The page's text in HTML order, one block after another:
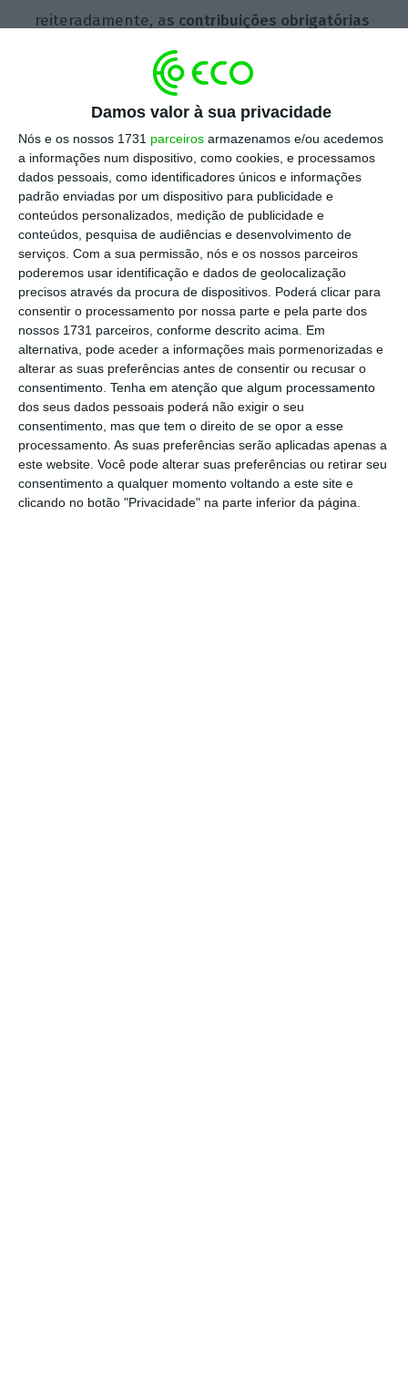
Damos valor à sua privacidade
Nós e os nossos 1731 parceiros armazenamos e/ou acedemos
a informações num dispositivo, como cookies, e processamos
dados pessoais, como identificadores únicos e informações
padrão enviadas por um dispositivo para publicidade e
conteúdos personalizados, medição de publicidade e
conteúdos, pesquisa de audiências e desenvolvimento de
serviços. Com a sua permissão, nós e os nossos parceiros
poderemos usar identificação e dados de geolocalização
precisos através da procura de dispositivos. Poderá clicar para
consentir o processamento por nossa parte e pela parte dos
nossos 1731 parceiros, conforme descrito acima. Em
alternativa, pode aceder a informações mais pormenorizadas e
alterar as suas preferências antes de consentir ou recusar o
consentimento. Tenha em atenção que algum processamento
dos seus dados pessoais poderá não exigir o seu
consentimento, mas que tem o direito de se opor a esse
processamento. As suas preferências serão aplicadas apenas a
este website. Você pode alterar suas preferências ou retirar seu
consentimento a qualquer momento voltando a este site e
clicando no botão "Privacidade" na parte inferior da página.
reiteradamente, as contribuições obrigatórias
para o orçamento regular e para o orçamento
de manutenção da paz das Nações Unidas, tal
como aprovado pela Assembleia Geral, são
uma obrigação legal, nos termos da Carta da
ONU, para todos os Estados-membros,
incluindo os Estados Unidos”, indicou
Stéphane Dujarric, porta-voz de Guterres, em
comunicado.
EUA abandonam mais dezenas de organizações
Ler Mais
Apesar do anúncio de Washington, as
entidades da ONU visadas continuarão a
realizar o seu trabalho, garantiu.“As Nações
Unidas têm a responsabilidade de cumprir as
suas obrigações para com aqueles que
dependem de nós”,pode ler-se.